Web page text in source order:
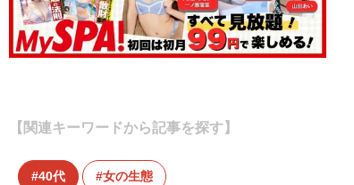
【関連キーワードから記事を探す】
40代 女の生態